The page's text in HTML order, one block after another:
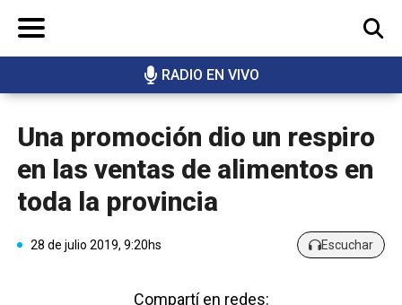
RADIO EN VIVO
BUSCAR
Una promoción dio un respiro
en las ventas de alimentos en
toda la provincia
28 de julio 2019, 9:20hs Escuchar
Compartí en redes: